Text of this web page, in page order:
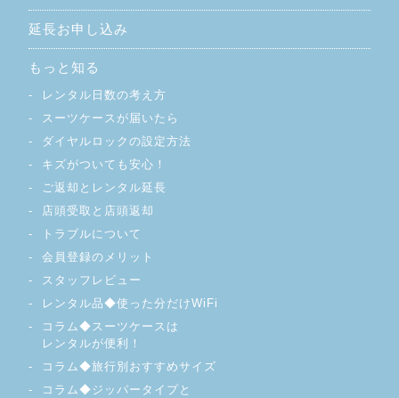
延長お申し込み
もっと知る
レンタル日数の考え方
スーツケースが届いたら
ダイヤルロックの設定方法
キズがついても安心！
ご返却とレンタル延長
店頭受取と店頭返却
トラブルについて
会員登録のメリット
スタッフレビュー
レンタル品◆使った分だけWiFi
コラム◆スーツケースは
レンタルが便利！
コラム◆旅行別おすすめサイズ
コラム◆ジッパータイプと